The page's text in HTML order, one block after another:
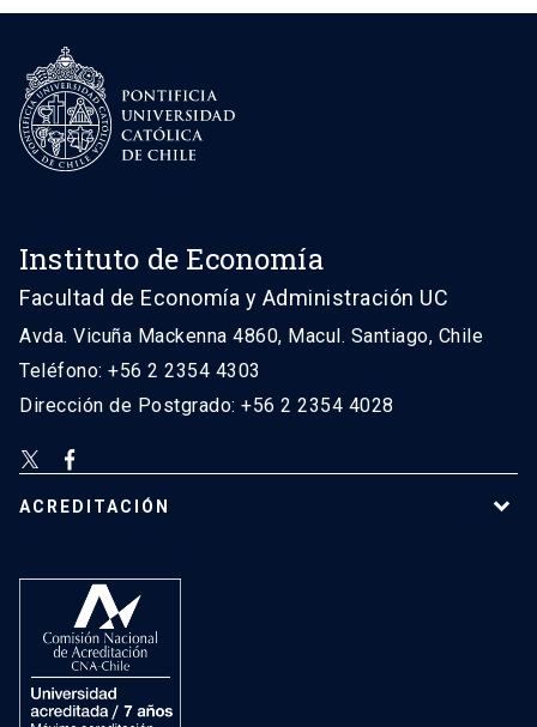
Instituto de Economía
Facultad de Economía y Administración UC
Avda. Vicuña Mackenna 4860, Macul. Santiago, Chile
Teléfono: +56 2 2354 4303
Dirección de Postgrado: +56 2 2354 4028
ACREDITACIÓN